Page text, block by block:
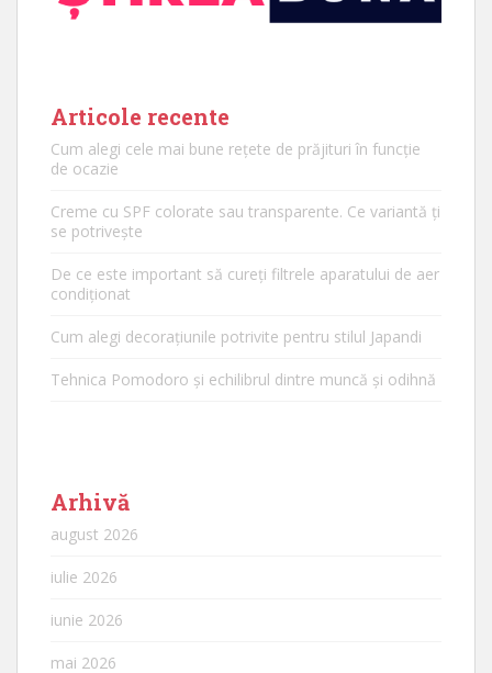
Articole recente
Cum alegi cele mai bune rețete de prăjituri în funcție
de ocazie
Creme cu SPF colorate sau transparente. Ce variantă ți
se potrivește
De ce este important să cureți filtrele aparatului de aer
condiționat
Cum alegi decorațiunile potrivite pentru stilul Japandi
Tehnica Pomodoro și echilibrul dintre muncă și odihnă
Arhivă
august 2026
iulie 2026
iunie 2026
mai 2026